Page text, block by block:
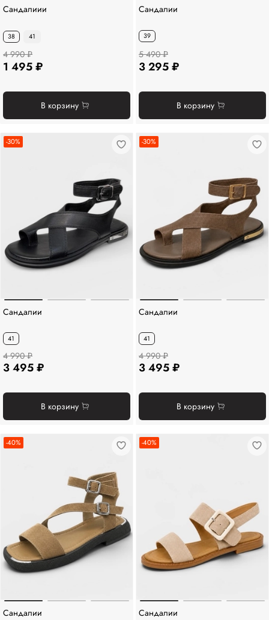
Сандалиии
38 41
4 990 ₽
1 495 ₽
В корзину
Сандалии
39
5 490 ₽
3 295 ₽
В корзину
-30%
Сандалии
41
4 990 ₽
3 495 ₽
В корзину
-30%
Сандалии
41
4 990 ₽
3 495 ₽
В корзину
-40%
Сандалии
-40%
Сандалии